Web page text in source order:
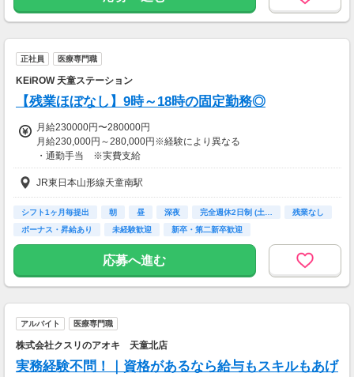
正社員 医療専門職
KEiROW 天童ステーション
【残業ほぼなし】9時～18時の固定勤務◎
月給230000円〜280000円
月給230,000円～280,000円※経験により異なる
・通勤手当 ※実費支給
・福利厚生あり
・昇給あり
・賞与/インセンティブ制度（会社業績・個人評価に応じて）
・自家用車/バイク持ち込み手当
※店舗によって異なる場合がございます。お気軽にお問い合わせくだ
全額支給
JR東日本山形線天童南駅
シフト1ヶ月毎提出 朝 昼 深夜 完全週休2日制 (土…
残業なし
ボーナス・昇給あり
未経験歓迎 新卒・第二新卒歓迎
応募へ進む
アルバイト 医療専門職
株式会社クスリのアオキ 天童北店
実務経験不問！｜資格があるなら給与もスキルもあげ